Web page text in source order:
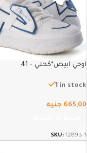
اوجي ابيض*كحلي – 41
1 in stock
665,00 جنيه
SKU: 12898-1